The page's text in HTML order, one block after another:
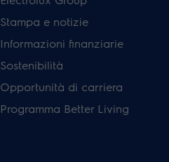
Stampa e notizie
Informazioni finanziarie
Sostenibilità
Opportunità di carriera
Programma Better Living